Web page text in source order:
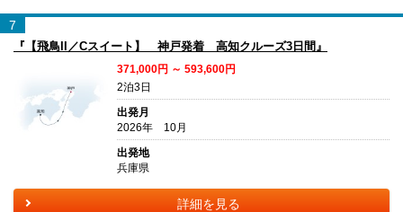
7
『【飛鳥II／Cスイート】 神戸発着 高知クルーズ3日間』
371,000円 ～ 593,600円
2泊3日
出発月
2026年 10月
出発地
兵庫県
詳細を見る